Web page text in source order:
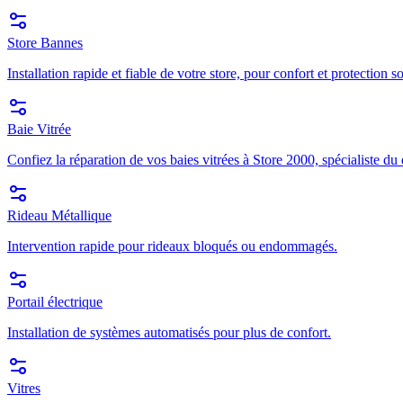
Store Bannes
Installation rapide et fiable de votre store, pour confort et protection
Baie Vitrée
Confiez la réparation de vos baies vitrées à Store 2000, spécialiste
Rideau Métallique
Intervention rapide pour rideaux bloqués ou endommagés.
Portail électrique
Installation de systèmes automatisés pour plus de confort.
Vitres